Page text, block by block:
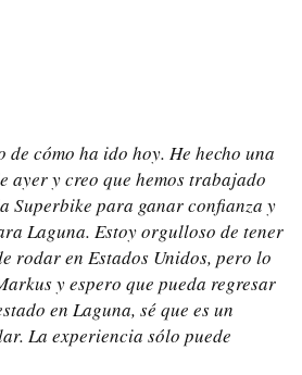
de cómo ha ido hoy. He hecho una
ayer y creo que hemos trabajado
Superbike para ganar confianza y
Laguna. Estoy orgulloso de tener
rodar en Estados Unidos, pero lo
y espero que pueda regresar
en Laguna, sé que es un
La experiencia sólo puede